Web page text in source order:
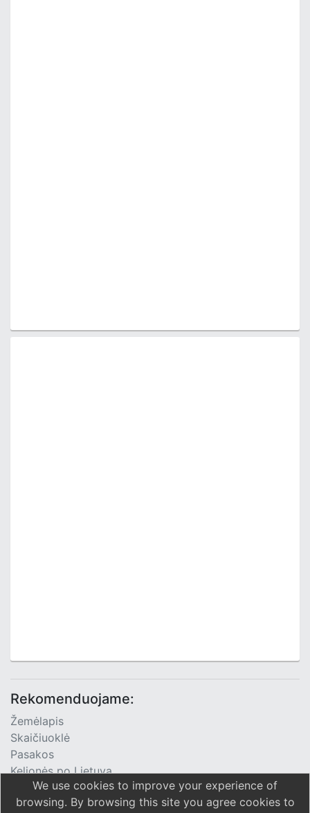
Rekomenduojame:
Žemėlapis
Skaičiuoklė
Pasakos
Kelionės po Lietuvą
TV Programa
We use cookies to improve your experience of
browsing. By browsing this site you agree cookies to